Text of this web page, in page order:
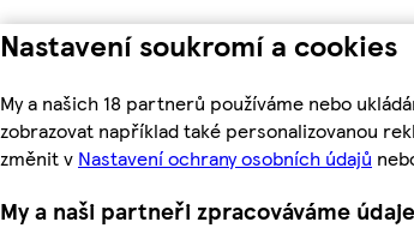
Nastavení soukromí a cookies
My a našich 18 partnerů používáme nebo
zobrazovat například také personalizovanou
změnit v Nastavení ochrany osobních údajů
My a naši partneři zpracováváme